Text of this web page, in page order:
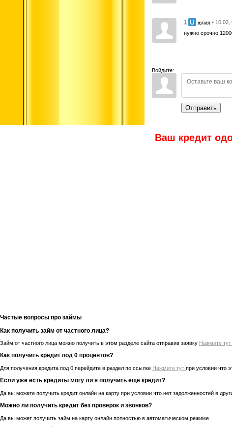
1 юлия • 10:02,
нужно срочно
Войдите:
Отправить
Ваш кредит
Частые вопросы про займы
Как получить займ от частного лица?
Займ от частного лица можно получить в этом разделе сайта отправив заявку Нажмите тут
Как получить кредит под 0 процентов?
Для получения кредита под 0 перейдите в раздел по ссылке Нажмите тут при условии что
Если уже есть кредиты могу ли я получить еще кредит?
Да вы можете получить кредит онлайн на карту при условии что нет задолженностей в
Можно ли получить кредит без проверок и звонков?
Да вы может получить займ на карту онлайн полностью в автоматическом режиме